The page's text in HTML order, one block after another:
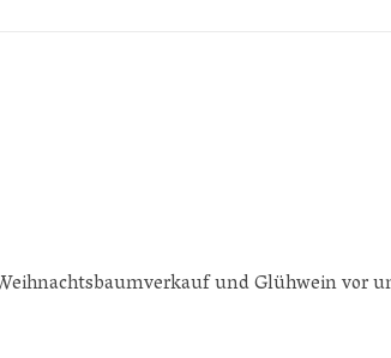
und Glühwein vor